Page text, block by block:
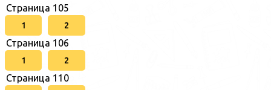
Страница 105
1 2
Страница 106
1 2
Страница 110